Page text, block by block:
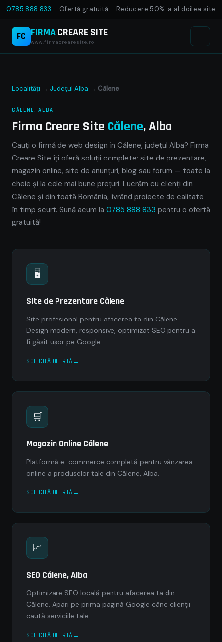
0785 888 833 · Ofertă gratuită · Reducere 50% la al doilea site
FC FIRMACREARE SITE
www.firmacrearesite.ro
Localități → Județul Alba → Călene
CĂLENE, ALBA
Firma Creare Site Călene, Alba
Cauți o firmă de web design în Călene, județul Alba? Firma
Creare Site îți oferă soluții complete: site de prezentare,
magazin online, site de anunțuri, blog sau forum — toate la
cheie și la cele mai bune prețuri. Lucrăm cu clienți din
Călene și din toată România, livrând proiecte de calitate
în timp scurt. Sună acum la 0785 888 833 pentru o ofertă
gratuită!
🖥
Site de Prezentare Călene
Site profesional pentru afacerea ta din Călene.
Design modern, responsive, optimizat SEO pentru a
fi găsit ușor pe Google.
SOLICITĂ OFERTĂ
🛒
Magazin Online Călene
Platformă e-commerce completă pentru vânzarea
online a produselor tale din Călene, Alba.
SOLICITĂ OFERTĂ
📈
SEO Călene, Alba
Optimizare SEO locală pentru afacerea ta din
Călene. Apari pe prima pagină Google când clienții
caută serviciile tale.
SOLICITĂ OFERTĂ